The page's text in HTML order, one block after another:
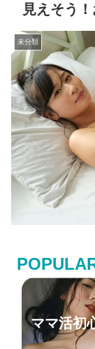
見えそう
未分類
ママ活初